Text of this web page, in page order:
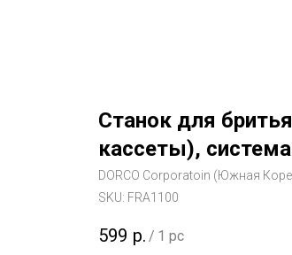
Станок для бритья
кассеты),
DORCO Corporatoin (Южная
SKU: FRA1100
599 р. / 1 pc